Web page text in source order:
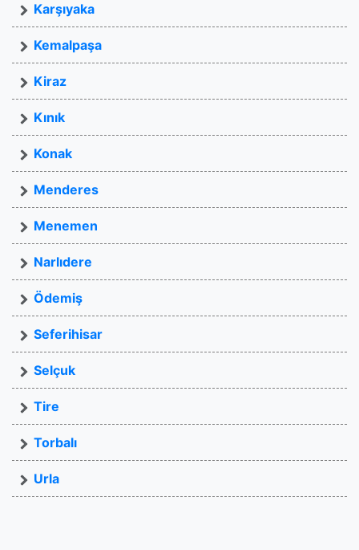
Karşıyaka
Kemalpaşa
Kiraz
Kınık
Konak
Menderes
Menemen
Narlıdere
Ödemiş
Seferihisar
Selçuk
Tire
Torbalı
Urla